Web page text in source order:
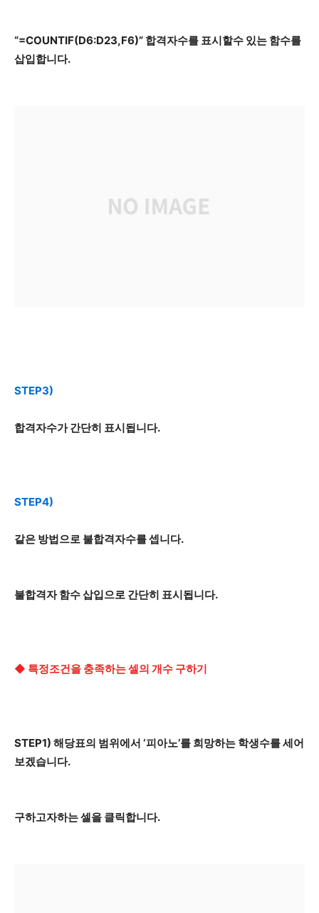
“=COUNTIF(D6:D23,F6)” 합격자수를 표시할수 있는 함수를
삽입합니다.
STEP3)
합격자수가 간단히 표시됩니다.
STEP4)
같은 방법으로 불합격자수를 셉니다.
불합격자 함수 삽입으로 간단히 표시됩니다.
◆ 특정조건을 충족하는 셀의 개수 구하기
STEP1) 해당표의 범위에서 ‘피아노’를 희망하는 학생수를 세어
보겠습니다.
구하고자하는 셀을 클릭합니다.